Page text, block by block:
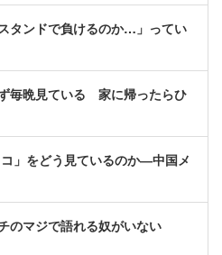
タンドで負けるのか…」ってい
毎晩見ている 家に帰ったらひ
」をどう見ているのか―中国メ
のマジで語れる奴がいない